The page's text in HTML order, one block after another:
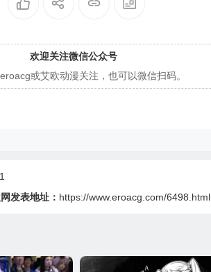
欢迎关注微信公众号
或艾欧动漫关注，也可以微信扫码。
发表地址： https://www.eroacg.com/6498.html